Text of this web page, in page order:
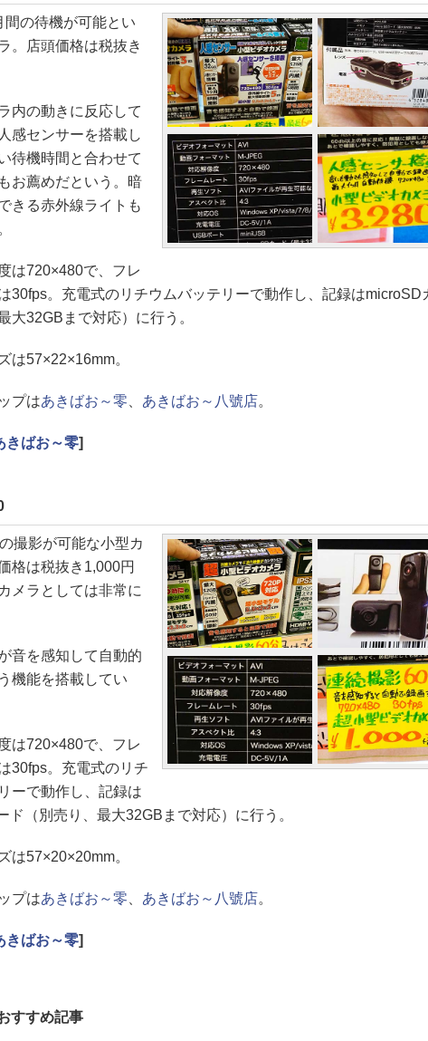
の待機が可能とい
。店頭価格は税抜き
内の動きに反応して
感センサーを搭載し
待機時間と合わせて
お薦めだという。暗
きる赤外線ライトも
は720×480で、フレ
30fps。充電式のリチウムバッテリーで動作し、記録はmicroSD
大32GBまで対応）に行う。
は57×22×16mm。
プはあきばお～零 あきばお～八號店。
きばお～零]
撮影が可能な小型カ
格は税抜き1,000円
メラとしては非常に
音を感知して自動的
機能を搭載してい
は720×480で、フレ
30fps。充電式のリチ
ーで動作し、記録は
ド（別売り、最大32GBまで対応）に行う。
は57×20×20mm。
プはあきばお～零 あきばお～八號店。
きばお～零]
すすめ記事